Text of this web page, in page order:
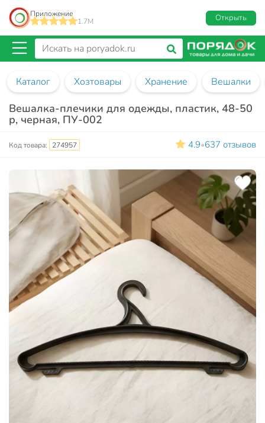
Приложение
1.7M
Открыть
Каталог Хозтовары Хранение Вешалки
Вешалка-плечики для одежды, пластик, 48-50
р, черная, ПУ-002
Код товара: 274957 4.9•637 отзывов